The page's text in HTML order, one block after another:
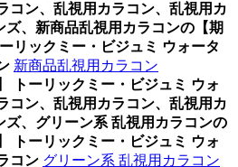
コン、乱視用カラコン、乱視用カ
ズ、新商品乱視用カラコンの【期
リックミー・ビジュミ ウォータ
新商品乱視用カラコン
トーリックミー・ビジュミ ウォ
コン、乱視用カラコン、乱視用カ
ズ、グリーン系 乱視用カラコンの
トーリックミー・ビジュミ ウォ
コン グリーン系 乱視用カラコン